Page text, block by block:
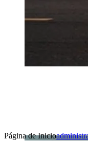
Página de Inicio